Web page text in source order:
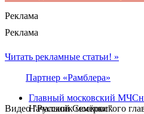
Реклама
Реклама
Видео "Русской Семёрки"
Читать рекламные статьи! »
Партнер «Рамблера»
Главный московский
Начальник московского